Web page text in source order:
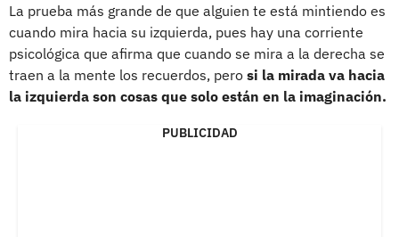
La prueba más grande de que alguien te está mintiendo es
cuando mira hacia su izquierda, pues hay una corriente
psicológica que afirma que cuando se mira a la derecha se
traen a la mente los recuerdos, pero si la mirada va hacia
la izquierda son cosas que solo están en la imaginación.
PUBLICIDAD